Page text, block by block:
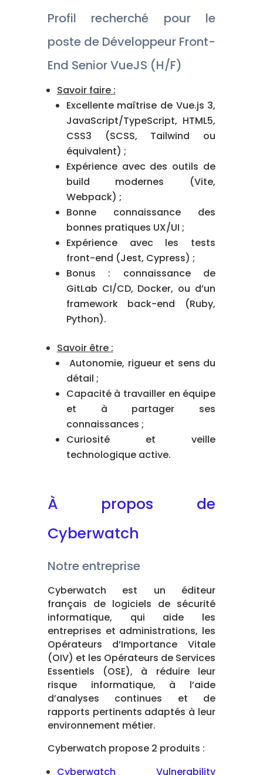
Profil recherché pour le
poste de Développeur Front-
End Senior VueJS (H/F)
Savoir faire :
Excellente maîtrise de Vue.js 3,
JavaScript/TypeScript, HTML5,
CSS3 (SCSS, Tailwind ou
équivalent) ;
Expérience avec des outils de
build modernes (Vite,
Webpack) ;
Bonne connaissance des
bonnes pratiques UX/UI ;
Expérience avec les tests
front-end (Jest, Cypress) ;
Bonus : connaissance de
GitLab CI/CD, Docker, ou d’un
framework back-end (Ruby,
Python).
Savoir être :
Autonomie, rigueur et sens du
détail ;
Capacité à travailler en équipe
et à partager ses
connaissances ;
Curiosité et veille
technologique active.
À propos de
Cyberwatch
Notre entreprise
Cyberwatch est un éditeur
français de logiciels de sécurité
informatique, qui aide les
entreprises et administrations, les
Opérateurs d’Importance Vitale
(OIV) et les Opérateurs de Services
Essentiels (OSE), à réduire leur
risque informatique, à l’aide
d’analyses continues et de
rapports pertinents adaptés à leur
environnement métier.
Cyberwatch propose 2 produits :
Cyberwatch Vulnerability